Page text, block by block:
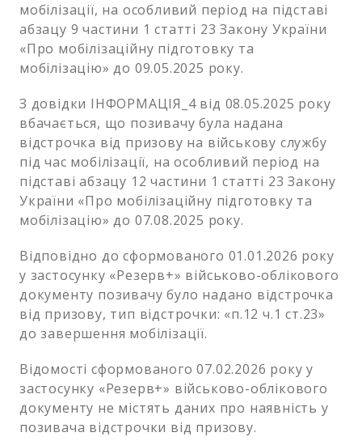
мобілізації, на особливий період на підставі
абзацу 9 частини 1 статті 23 Закону України
«Про мобілізаційну підготовку та
мобілізацію» до 09.05.2025 року.
З довідки ІНФОРМАЦІЯ_4 від 08.05.2025 року
вбачається, що позивачу була надана
відстрочка від призову на військову службу
під час мобілізації, на особливий період на
підставі абзацу 12 частини 1 статті 23 Закону
України «Про мобілізаційну підготовку та
мобілізацію» до 07.08.2025 року.
Відповідно до сформованого 01.01.2026 року
у застосунку «Резерв+» військово-облікового
документу позивачу було надано відстрочка
від призову, тип відстрочки: «п.12 ч.1 ст.23»
до завершення мобілізації.
Відомості сформованого 07.02.2026 року у
застосунку «Резерв+» військово-облікового
документу не містять даних про наявність у
позивача відстрочки від призову.